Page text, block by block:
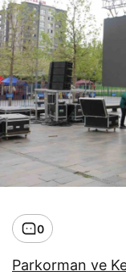
0
Parkorman ve